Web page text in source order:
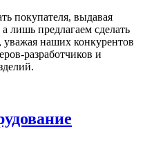
покупателя, выдавая
лишь предлагаем сделать
наших конкурентов
разработчиков и